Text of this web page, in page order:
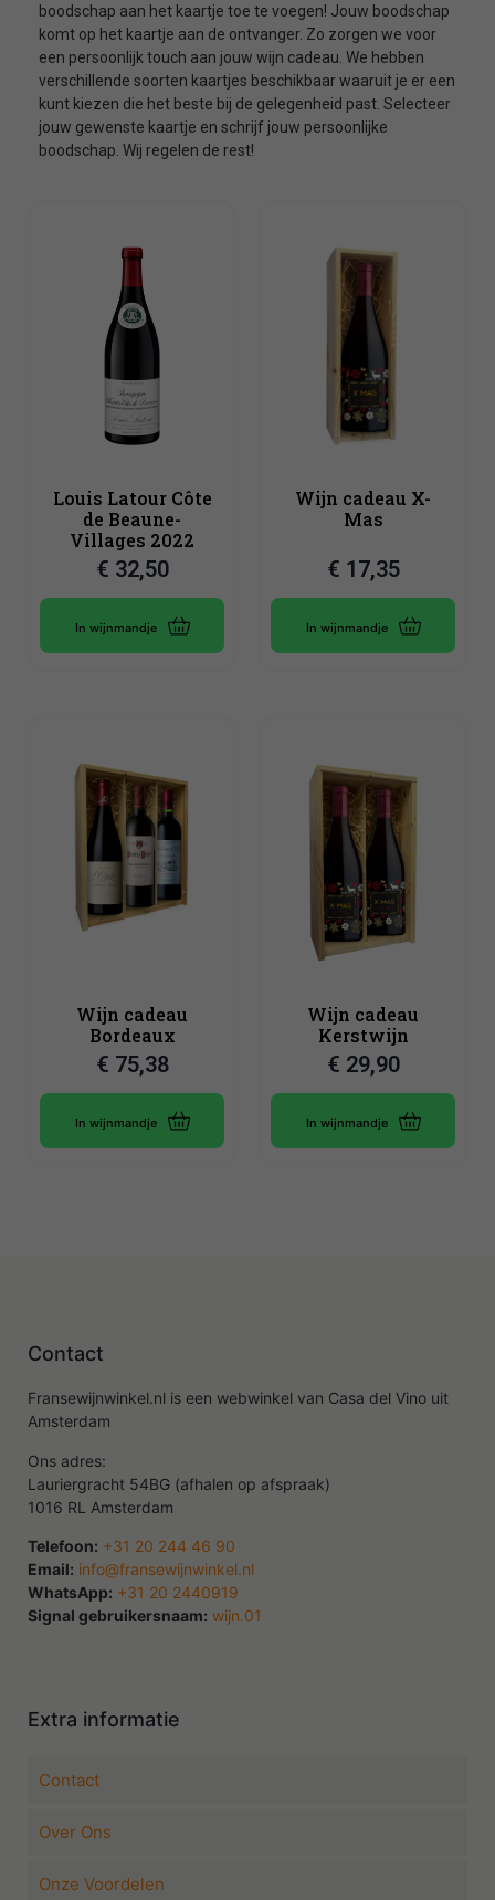
boodschap aan het kaartje toe te voegen! Jouw boodschap
komt op het kaartje aan de ontvanger. Zo zorgen we voor
een persoonlijk touch aan jouw wijn cadeau. We hebben
verschillende soorten kaartjes beschikbaar waaruit je er een
kunt kiezen die het beste bij de gelegenheid past. Selecteer
jouw gewenste kaartje en schrijf jouw persoonlijke
boodschap. Wij regelen de rest!
Louis Latour Côte
de Beaune-
Villages 2022
€ 32,50
In wijnmandje
Wijn cadeau X-
Mas
€ 17,35
In wijnmandje
Wijn cadeau
Bordeaux
€ 75,38
In wijnmandje
Wijn cadeau
Kerstwijn
€ 29,90
In wijnmandje
Contact
Fransewijnwinkel.nl is een webwinkel van Casa del Vino uit
Amsterdam
Ons adres:
Lauriergracht 54BG (afhalen op afspraak)
1016 RL Amsterdam
Telefoon: +31 20 244 46 90
Email: info@fransewijnwinkel.nl
WhatsApp: +31 20 2440919
Signal gebruikersnaam: wijn.01
Extra informatie
Contact
Over Ons
Onze Voordelen